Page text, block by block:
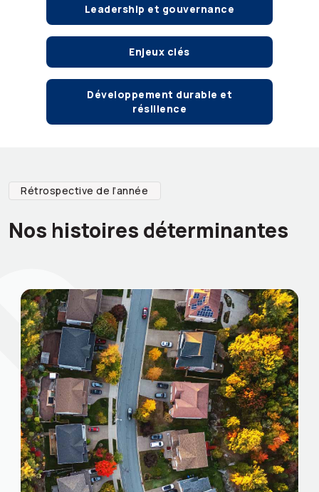
Leadership et gouvernance
Enjeux clés
Développement durable et
résilience
Rétrospective de l’année
Nos histoires déterminantes